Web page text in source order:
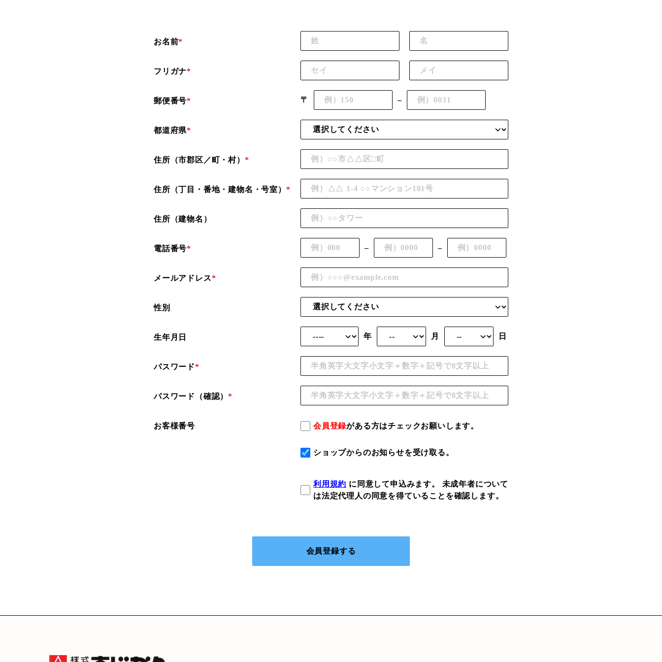
お名前*
フリガナ*
郵便番号* 〒 –
都道府県*
住所（市郡区／町・村） *
住所（丁目・番地・建物名・号室） *
住所（建物名）
電話番号* – –
メールアドレス*
性別
生年月日 年 月 日
パスワード*
パスワード（確認） *
お客様番号 会員登録がある方はチェックお願いします。
ショップからのお知らせを受け取る。
利用規約 に同意して申込みます。 未成年者について
は法定代理人の同意を得ていることを確認します。